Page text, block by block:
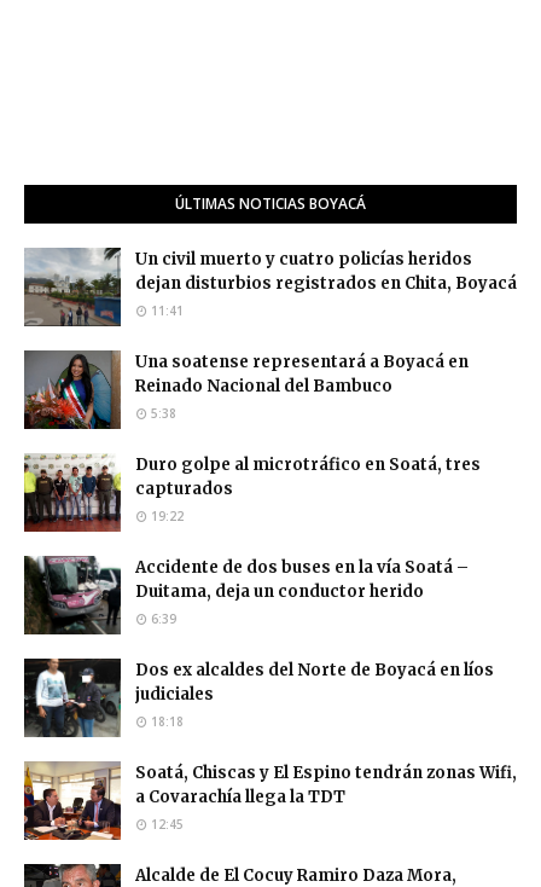
ÚLTIMAS NOTICIAS BOYACÁ
Un civil muerto y cuatro policías heridos
dejan disturbios registrados en Chita, Boyacá
11:41
Una soatense representará a Boyacá en
Reinado Nacional del Bambuco
5:38
Duro golpe al microtráfico en Soatá, tres
capturados
19:22
Accidente de dos buses en la vía Soatá –
Duitama, deja un conductor herido
6:39
Dos ex alcaldes del Norte de Boyacá en líos
judiciales
18:18
Soatá, Chiscas y El Espino tendrán zonas Wifi,
a Covarachía llega la TDT
12:45
Alcalde de El Cocuy Ramiro Daza Mora,